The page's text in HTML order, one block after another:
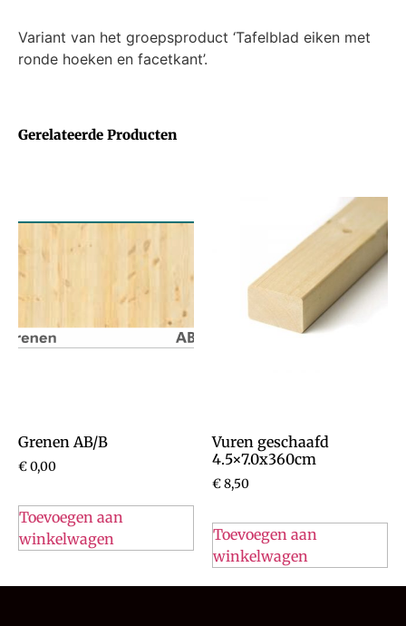
Gerelateerde Producten
Grenen AB/B
€0,00
Toevoegen aan
winkelwagen
Vuren geschaafd
4.5×7.0x360cm
€8,50
Toevoegen aan
winkelwagen
Variant van het groepsproduct ‘Tafelblad eiken met
ronde hoeken en facetkant’.